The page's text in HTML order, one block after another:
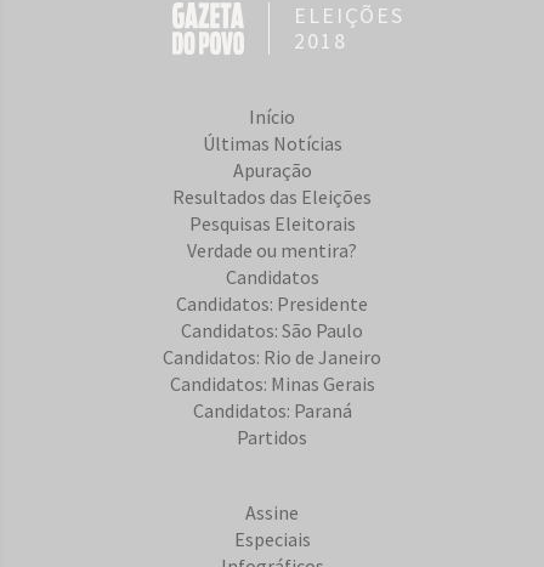
ELEIÇÕES
2018
Início
Últimas Notícias
Apuração
Resultados das Eleições
Pesquisas Eleitorais
Verdade ou mentira?
Candidatos
Candidatos: Presidente
Candidatos: São Paulo
Candidatos: Rio de Janeiro
Candidatos: Minas Gerais
Candidatos: Paraná
Partidos
Assine
Especiais